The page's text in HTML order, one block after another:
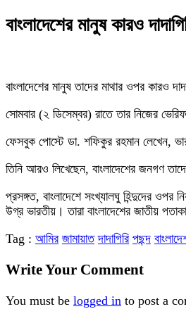
বাংলাদেশের মানুষ কারও
বাংলাদেশের মানুষ তাদের মাথার ওপর কারও
সোমবার (২ ডিসেম্বর) রাতে তার নিজের
ফেসবুক পোস্টে ডা. শফিকুর রহমান লেখেন,
তিনি আরও লিখেছেন, বাংলাদেশের জনগণ
প্রসঙ্গত, বাংলাদেশে সংখ্যালঘু হিন্দুদের ওপর
উগ্র ভারতীয়। তারা বাংলাদেশের জাতীয়
Tag : আমির জামায়াত দাদাগিরি পছন্দ
Write Your Comment
You must be logged in to post a